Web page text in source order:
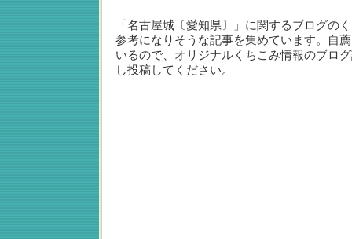
「名古屋城〔愛知県〕」に関するブログの
参考になりそうな記事を集めています。自
いるので、オリジナルくちこみ情報のブロ
し投稿してください。